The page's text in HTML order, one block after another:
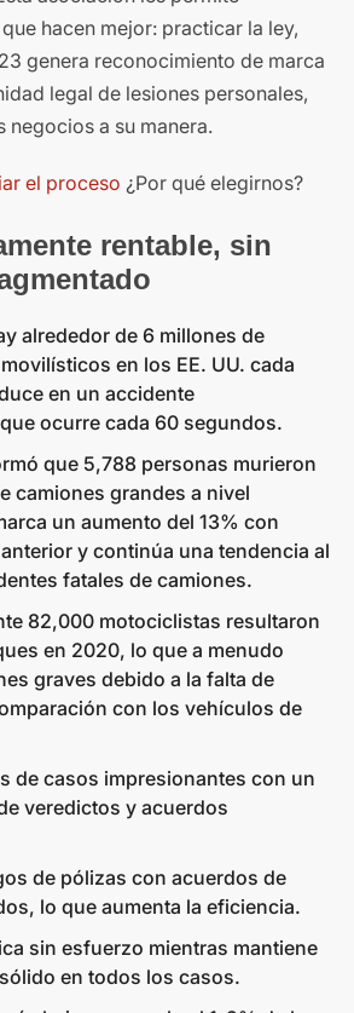
hacen mejor: practicar la ley,
genera reconocimiento de marca
legal de lesiones personales,
negocios a su manera.
el proceso ¿Por qué elegirnos?
rentable, sin
alrededor de 6 millones de
en los EE. UU. cada
en un accidente
ocurre cada 60 segundos.
que 5,788 personas murieron
camiones grandes a nivel
un aumento del 13% con
y continúa una tendencia al
fatales de camiones.
82,000 motociclistas resultaron
en 2020, lo que a menudo
graves debido a la falta de
con los vehículos de
de casos impresionantes con un
veredictos y acuerdos
de pólizas con acuerdos de
lo que aumenta la eficiencia.
sin esfuerzo mientras mantiene
en todos los casos.